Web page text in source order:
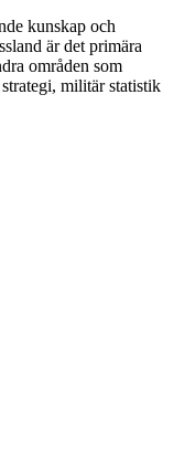
kunskap och
är det primära
områden som
militär statistik